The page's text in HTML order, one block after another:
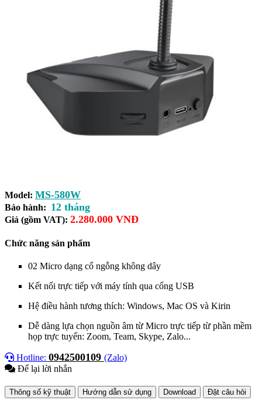
Model: MS-580W
Bảo hành: 12 tháng
Giá (gồm VAT): 2.280.000 VNĐ
Chức năng sản phẩm
02 Micro dạng cổ ngỗng không dây
Kết nối trực tiếp với máy tính qua cổng USB
Hệ điều hành tương thích: Windows, Mac OS và Kirin
Dễ dàng lựa chọn nguồn âm từ Micro trực tiếp từ phần mềm
họp trực tuyến: Zoom, Team, Skype, Zalo...
Hotline: 0942500109 (Zalo)
Để lại lời nhắn
Thông số kỹ thuật Hướng dẫn sử dụng Download Đặt câu hỏi